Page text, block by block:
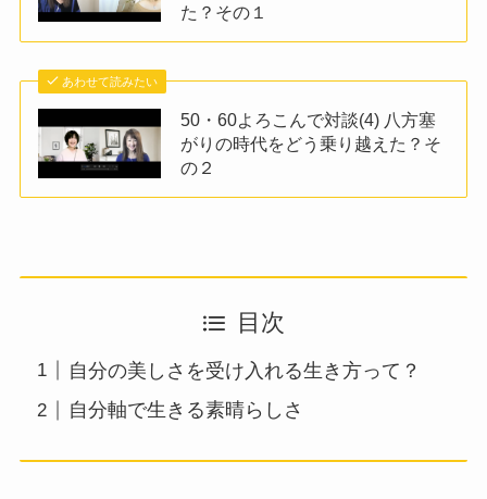
た？その１
あわせて読みたい
50・60よろこんで対談(4) 八方塞
がりの時代をどう乗り越えた？そ
の２
目次
自分の美しさを受け入れる生き方って？
自分軸で生きる素晴らしさ